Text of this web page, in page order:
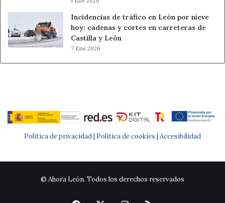
Incidencias de tráfico en León por nieve
hoy: cadenas y cortes en carreteras de
Castilla y León
7 Ene 2026
Política de privacidad | Política de cookies | Accesibilidad
© Ahora León. Todos los derechos reservados